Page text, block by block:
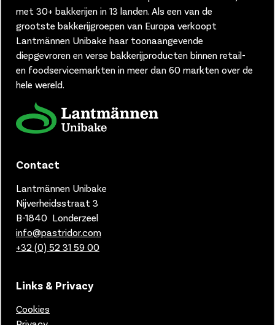
met 30+ bakkerijen in 13 landen. Als een van de
grootste bakkerijgroepen van Europa verkoopt
Lantmännen Unibake haar toonaangevende
diepgevroren en verse bakkerijproducten binnen retail-
en foodservicemarkten in meer dan 60 markten over de
hele wereld.
Contact
Lantmännen Unibake
Nijverheidsstraat 3
B-1840 Londerzeel
info@pastridor.com
+32 (0) 52 31 59 00
Links & Privacy
Cookies